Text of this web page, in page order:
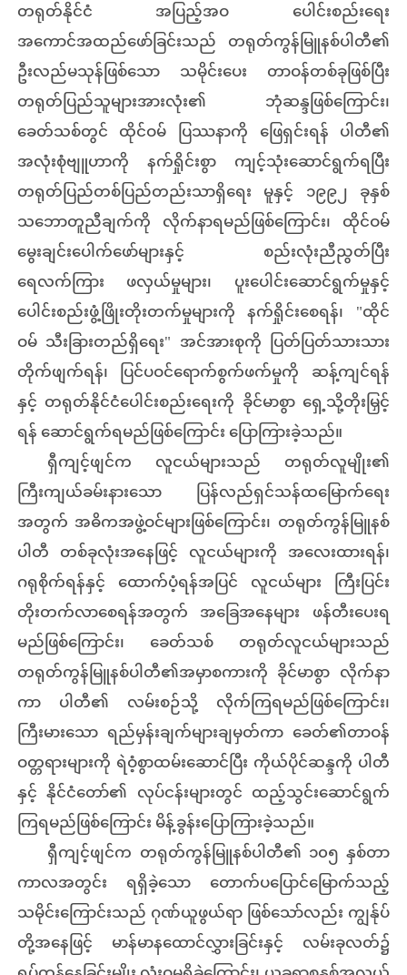
တရုတ်နိုင်ငံ အပြည့်အဝ ပေါင်းစည်းရေး
အကောင်အထည်ဖော်ခြင်းသည် တရုတ်ကွန်မြူနစ်ပါတီ၏
ဦးလည်မသုန်ဖြစ်သော သမိုင်းပေး တာဝန်တစ်ခုဖြစ်ပြီး
တရုတ်ပြည်သူများအားလုံး၏ ဘုံဆန္ဒဖြစ်ကြောင်း၊
ခေတ်သစ်တွင် ထိုင်ဝမ် ပြဿနာကို ဖြေရှင်းရန် ပါတီ၏
အလုံးစုံဗျူဟာကို နက်ရှိုင်းစွာ ကျင့်သုံးဆောင်ရွက်ရပြီး
တရုတ်ပြည်တစ်ပြည်တည်းသာရှိရေး မူနှင့် ၁၉၉၂ ခုနှစ်
သဘောတူညီချက်ကို လိုက်နာရမည်ဖြစ်ကြောင်း၊ ထိုင်ဝမ်
မွေးချင်းပေါက်ဖော်များနှင့် စည်းလုံးညီညွတ်ပြီး
ရေလက်ကြား ဖလှယ်မှုများ၊ ပူးပေါင်းဆောင်ရွက်မှုနှင့်
ပေါင်းစည်းဖွံ့ဖြိုးတိုးတက်မှုများကို နက်ရှိုင်းစေရန်၊ "ထိုင်
ဝမ် သီးခြားတည်ရှိရေး" အင်အားစုကို ပြတ်ပြတ်သားသား
တိုက်ဖျက်ရန်၊ ပြင်ပဝင်ရောက်စွက်ဖက်မှုကို ဆန့်ကျင်ရန်
နှင့် တရုတ်နိုင်ငံပေါင်းစည်းရေးကို ခိုင်မာစွာ ရှေ့သို့တိုးမြှင့်
ရန် ဆောင်ရွက်ရမည်ဖြစ်ကြောင်း ပြောကြားခဲ့သည်။
ရှီကျင့်ဖျင်က လူငယ်များသည် တရုတ်လူမျိုး၏
ကြီးကျယ်ခမ်းနားသော ပြန်လည်ရှင်သန်ထမြောက်ရေး
အတွက် အဓိကအဖွဲ့ဝင်များဖြစ်ကြောင်း၊ တရုတ်ကွန်မြူနစ်
ပါတီ တစ်ခုလုံးအနေဖြင့် လူငယ်များကို အလေးထားရန်၊
ဂရုစိုက်ရန်နှင့် ထောက်ပံ့ရန်အပြင် လူငယ်များ ကြီးပြင်း
တိုးတက်လာစေရန်အတွက် အခြေအနေများ ဖန်တီးပေးရ
မည်ဖြစ်ကြောင်း၊ ခေတ်သစ် တရုတ်လူငယ်များသည်
တရုတ်ကွန်မြူနစ်ပါတီ၏အမှာစကားကို ခိုင်မာစွာ လိုက်နာ
ကာ ပါတီ၏ လမ်းစဉ်သို့ လိုက်ကြရမည်ဖြစ်ကြောင်း၊
ကြီးမားသော ရည်မှန်းချက်များချမှတ်ကာ ခေတ်၏တာဝန်
ဝတ္တရားများကို ရဲဝံ့စွာထမ်းဆောင်ပြီး ကိုယ်ပိုင်ဆန္ဒကို ပါတီ
နှင့် နိုင်ငံတော်၏ လုပ်ငန်းများတွင် ထည့်သွင်းဆောင်ရွက်
ကြရမည်ဖြစ်ကြောင်း မိန့်ခွန်းပြောကြားခဲ့သည်။
ရှီကျင့်ဖျင်က တရုတ်ကွန်မြူနစ်ပါတီ၏ ၁၀၅ နှစ်တာ
ကာလအတွင်း ရရှိခဲ့သော တောက်ပပြောင်မြောက်သည့်
သမိုင်းကြောင်းသည် ဂုဏ်ယူဖွယ်ရာ ဖြစ်သော်လည်း ကျွန်ုပ်
တို့အနေဖြင့် မာန်မာနထောင်လွှားခြင်းနှင့် လမ်းခုလတ်၌